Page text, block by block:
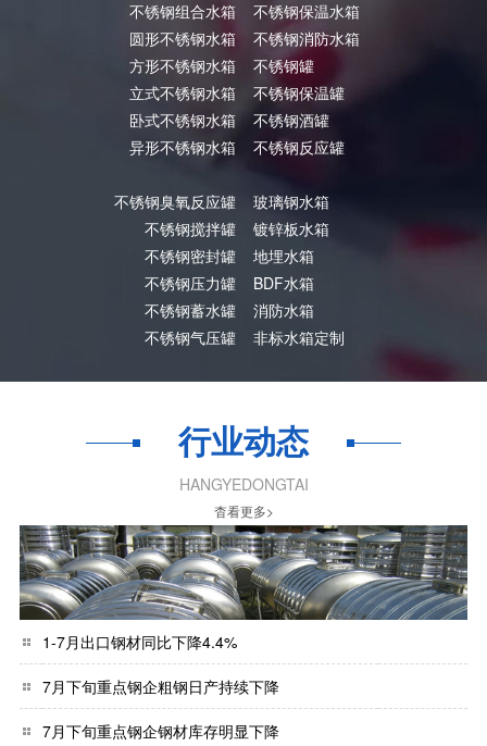
不锈钢组合水箱
圆形不锈钢水箱
方形不锈钢水箱
立式不锈钢水箱
卧式不锈钢水箱
异形不锈钢水箱
不锈钢臭氧反应罐
不锈钢搅拌罐
不锈钢密封罐
不锈钢压力罐
不锈钢蓄水罐
不锈钢气压罐
不锈钢保温水箱
不锈钢消防水箱
不锈钢罐
不锈钢保温罐
不锈钢酒罐
不锈钢反应罐
玻璃钢水箱
镀锌板水箱
地埋水箱
BDF水箱
消防水箱
非标水箱定制
行业动态
HANGYEDONGTAI
杳看更多>
1-7月出口钢材同比下降4.4%
7月下旬重点钢企粗钢日产持续下降
7月下旬重点钢企钢材库存明显下降